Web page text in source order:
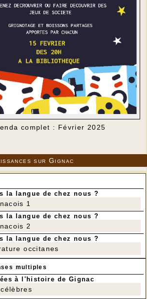
complet : Février 2025
sur Gignac
la langue de chez nous ?
1
la langue de chez nous ?
2
la langue de chez nous ?
occitanes
multiples
à l'histoire de Gignac